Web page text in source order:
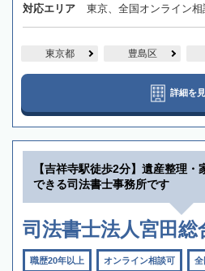
対応エリア 東京、全国オンライン相
東京都 豊島区
詳細を
【吉祥寺駅徒歩2分】遺産整理
できる司法書士事務所です
司法書士法人宮田総
職歴20年以上 オンライン相談可 全